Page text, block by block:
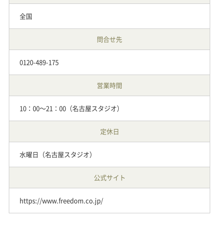
全国
問合せ先
0120-489-175
営業時間
10：00～21：00（名古屋スタジオ）
定休日
水曜日（名古屋スタジオ）
公式サイト
https://www.freedom.co.jp/